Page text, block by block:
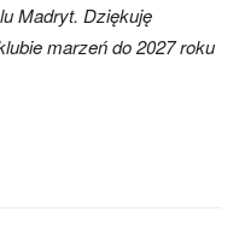
Madryt. Dziękuję
marzeń do 2027 roku